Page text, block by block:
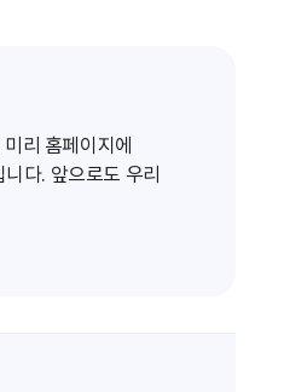
리 홈페이지에
다. 앞으로도 우리